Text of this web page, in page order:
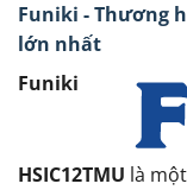
Funiki - Thương
lớn nhất
Funiki
HSIC12TMU là